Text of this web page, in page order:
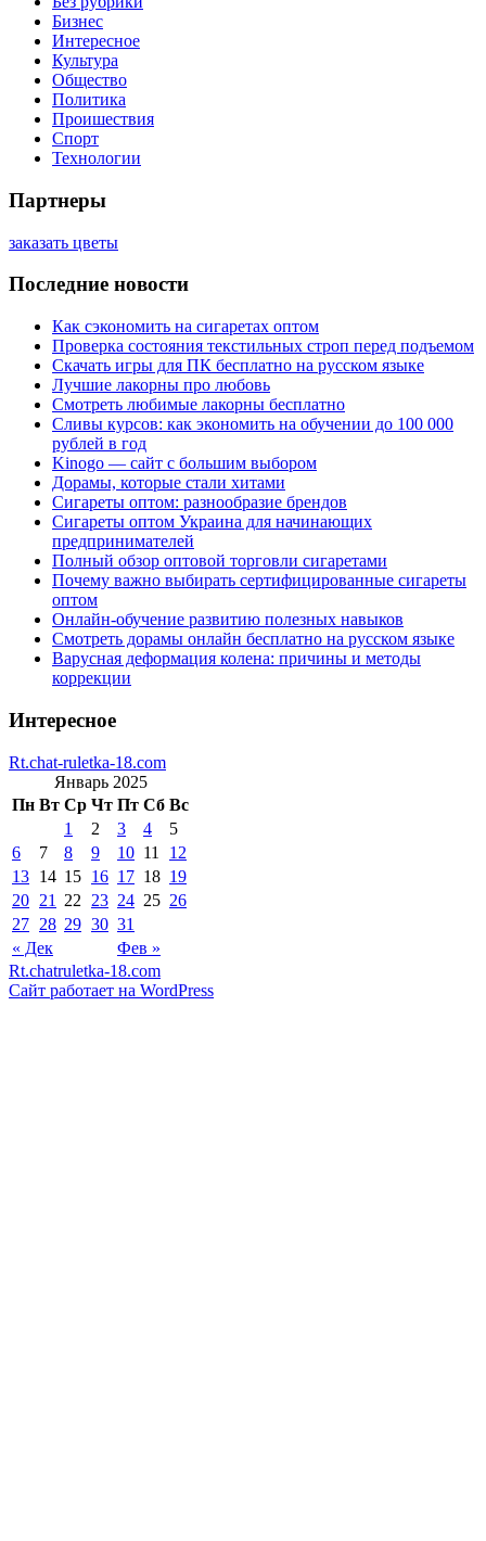
Бизнес
Интересное
Культура
Общество
Политика
Проишествия
Спорт
Технологии
Партнеры
заказать цветы
Последние новости
Как сэкономить на сигаретах оптом
Проверка состояния текстильных строп перед подъемом
Скачать игры для ПК бесплатно на русском языке
Лучшие лакорны про любовь
Смотреть любимые лакорны бесплатно
Сливы курсов: как экономить на обучении до 100 000
рублей в год
Kinogo — сайт с большим выбором
Дорамы, которые стали хитами
Сигареты оптом: разнообразие брендов
Сигареты оптом Украина для начинающих
предпринимателей
Полный обзор оптовой торговли сигаретами
Почему важно выбирать сертифицированные сигареты
оптом
Онлайн-обучение развитию полезных навыков
Смотреть дорамы онлайн бесплатно на русском языке
Варусная деформация колена: причины и методы
коррекции
Интересное
Rt.chat-ruletka-18.com
Январь 2025
Пн Вт Ср Чт Пт Сб Вс
« Дек Фев »
1 2 3 4
5
6
7 8 9 10 11
12
13 14 15 16 17 18 19
20 21 22 23 24 25 26
27 28 29 30 31
Rt.chatruletka-18.com
Сайт работает на WordPress